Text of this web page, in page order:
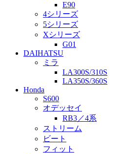
E90
4シリーズ
5シリーズ
Xシリーズ
G01
DAIHATSU
ミラ
LA300S/310S
LA350S/360S
Honda
S600
オデッセイ
RB3／4系
ストリーム
ビート
フィット